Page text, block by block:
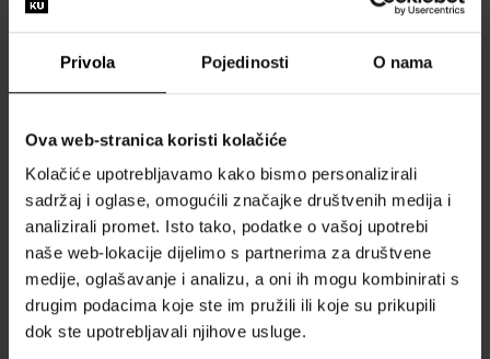
Privola Pojedinosti O nama
Ova web-stranica koristi kolačiće
Kolačiće upotrebljavamo kako bismo personalizirali
sadržaj i oglase, omogućili značajke društvenih medija i
analizirali promet. Isto tako, podatke o vašoj upotrebi
naše web-lokacije dijelimo s partnerima za društvene
medije, oglašavanje i analizu, a oni ih mogu kombinirati s
drugim podacima koje ste im pružili ili koje su prikupili
dok ste upotrebljavali njihove usluge.
zaboravit ćete na gradski kaos i osjetit ćete samo povezanost s
prirodom: ugodne note sijena, lavande i vrbe stvaraju čarobnu
seosku atmosferu.
Kućni sprej s minimalističkim i elegantnim dizajnom u crnoj bočici sa
srebrnim pečatom, poklon-pakiran u čvrstom dizajnerskom
pakiranju.
Informacije o proizvodu:
Visina: 8cm
Širina: 3,5cm
Dubina: 2,5cm